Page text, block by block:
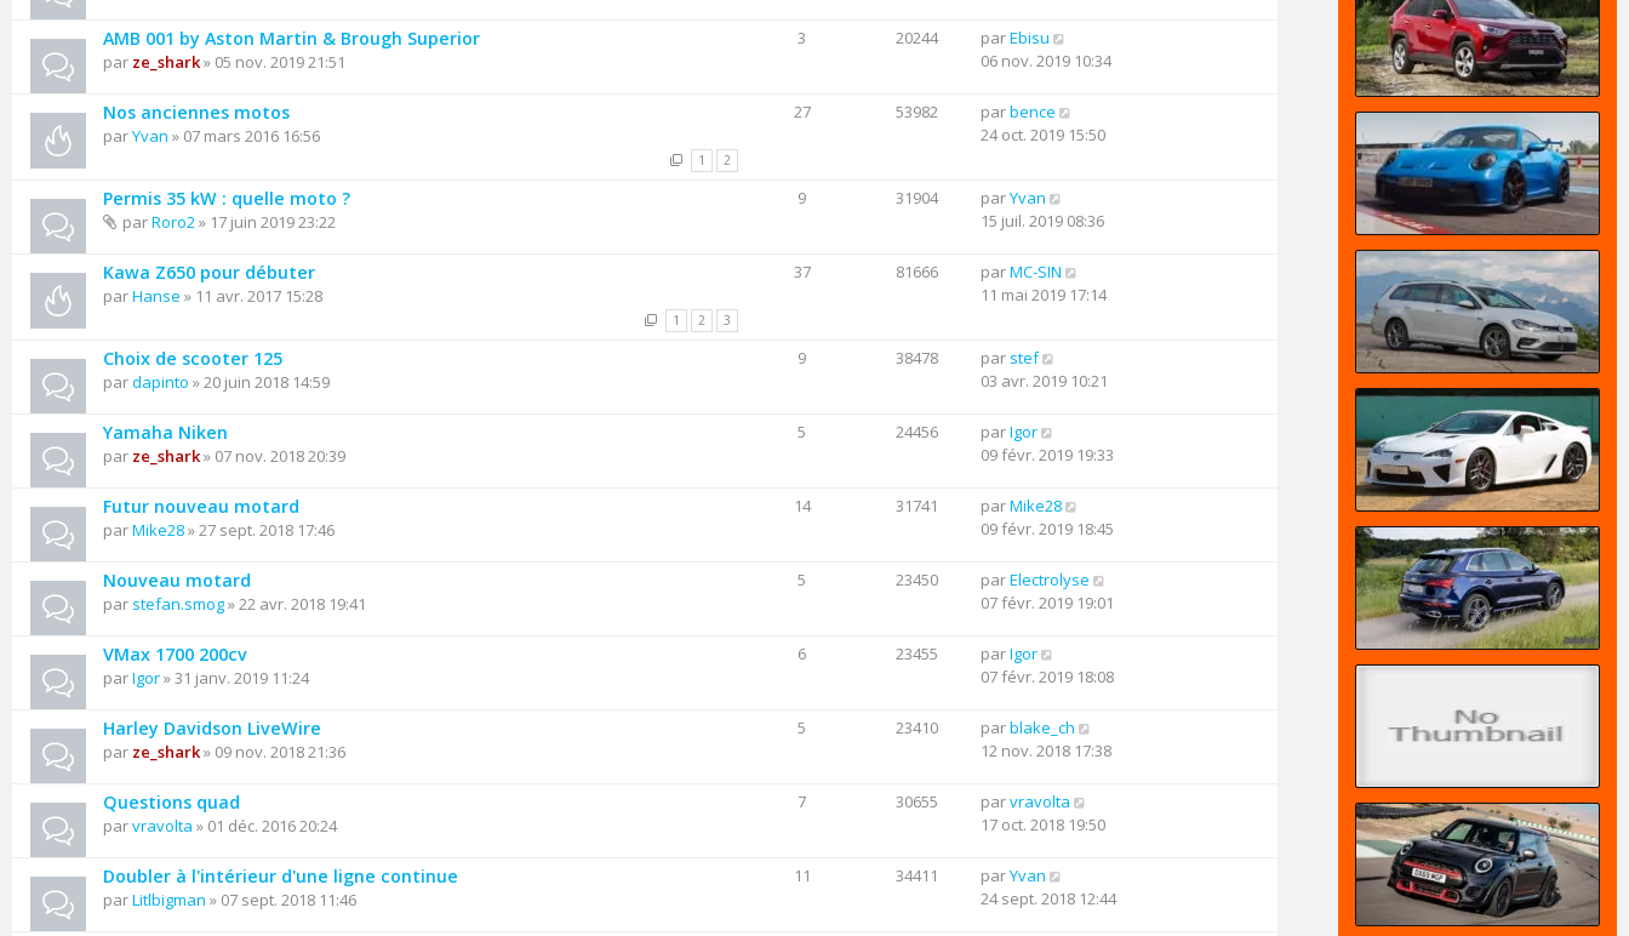
AMB 001 by Aston Martin & Brough Superior
par ze_shark» 05 nov. 2019 21:51
3 20244 parEbisu
06 nov. 2019 10:34
Nos anciennes motos
parYvan » 07 mars 2016 16:56
1 2
27 53982 parbence
24 oct. 2019 15:50
Permis 35 kW : quelle moto ?
parRoro2» 17 juin 2019 23:22
9 31904 parYvan
15 juil. 2019 08:36
Kawa Z650 pour débuter
parHanse » 11 avr. 2017 15:28
1 2 3
37 81666 parMC-SIN
11 mai 2019 17:14
Choix de scooter 125
pardapinto » 20 juin 2018 14:59
9 38478 par stef
03 avr. 2019 10:21
Yamaha Niken
par ze_shark» 07 nov. 2018 20:39
5 24456 parIgor
09 févr. 2019 19:33
Futur nouveau motard
parMike28» 27 sept. 2018 17:46
14 31741 parMike28
09 févr. 2019 18:45
Nouveau motard
par stefan.smog» 22 avr. 2018 19:41
5 23450 parElectrolyse
07 févr. 2019 19:01
VMax 1700 200cv
parIgor» 31 janv. 2019 11:24
6 23455 parIgor
07 févr. 2019 18:08
Harley Davidson LiveWire
par ze_shark» 09 nov. 2018 21:36
5 23410 parblake_ch
12 nov. 2018 17:38
Questions quad
parvravolta » 01 déc. 2016 20:24
7 30655 parvravolta
17 oct. 2018 19:50
Doubler à l'intérieur d'une ligne continue
parLitlbigman » 07 sept. 2018 11:46
11 34411 parYvan
24 sept. 2018 12:44